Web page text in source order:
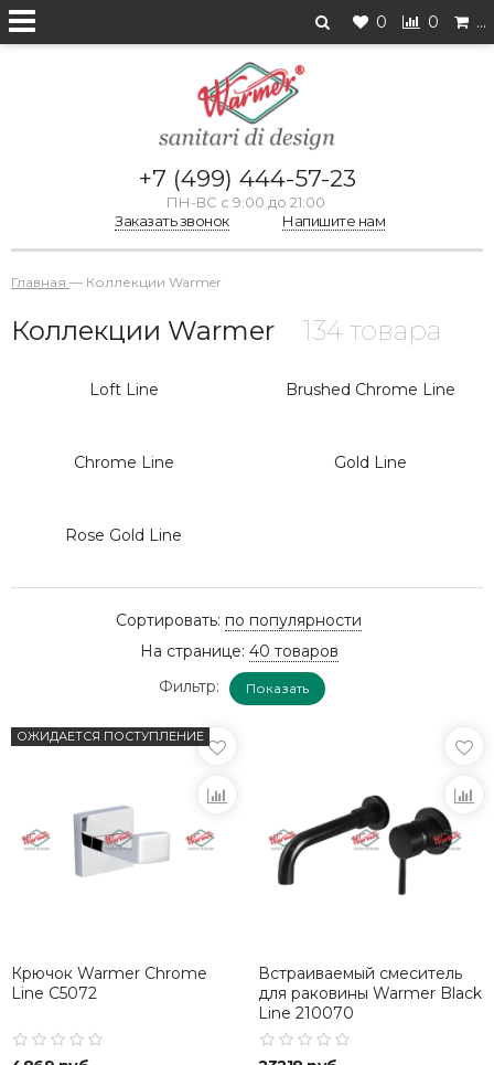
0 0 …
+7 (499) 444-57-23
ПН-ВС с 9:00 до 21:00
Заказать звонок
Напишите нам
Главная — Коллекции Warmer
Коллекции Warmer 134 товара
Loft Line Brushed Chrome Line
Chrome Line Gold Line
Rose Gold Line
Сортировать: по популярности
На странице: 40 товаров
Фильтр:
Показать
ОЖИДАЕТСЯ ПОСТУПЛЕНИЕ
Крючок Warmer Chrome
Line С5072
Встраиваемый смеситель
для раковины Warmer Black
Line 210070